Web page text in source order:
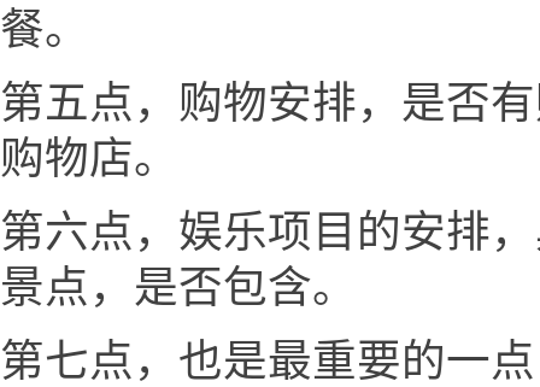
餐。
第五点，购物安排，是否
购物店。
第六点，娱乐项目的安排
景点，是否包含。
第七点，也是最重要的一